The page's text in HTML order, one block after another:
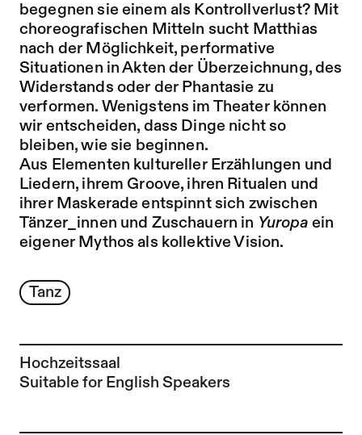
Tanz
Hochzeitssaal
Suitable for English Speakers
begegnen sie einem als Kontrollverlust? Mit
choreografischen Mitteln sucht Matthias
nach der Möglichkeit, performative
Situationen in Akten der Überzeichnung, des
Widerstands oder der Phantasie zu
verformen. Wenigstens im Theater können
wir entscheiden, dass Dinge nicht so
bleiben, wie sie beginnen.
Aus Elementen kultureller Erzählungen und
Liedern, ihrem Groove, ihren Ritualen und
ihrer Maskerade entspinnt sich zwischen
Tänzer_innen und Zuschauern in Yuropa ein
eigener Mythos als kollektive Vision.